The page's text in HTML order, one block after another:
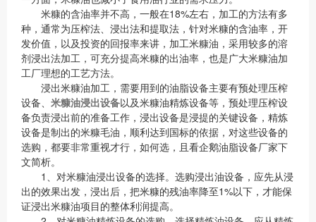
米糠的含油率并不高，一般在18%左右，加工的方法有多
种，通常为压榨法、浸出法和提取法，针对米糠的含油率，开
发价值，以及投资的回报率来讲，加工米糠油，采用较多的溶
剂浸出法加工，可充分提高米糠的出油率，也是广大米糠油加
工厂理想的工艺方法。
浸出米糠油加工，需要用到的油脂设备主要有预处理压榨
设备、 米糠油浸出设备以及米糠油精炼设备等，预处理压榨设
备负责浸出前的准备工作，浸出设备是浸提的关键设备，精炼
设备是制出的米糠毛油，顺利达到国标的依据，对这些设备的
选购，都要非常重视才行，如何选，且看企鹅油脂设备厂家下
文简析。
1、对米糠油浸出设备的选择。选购浸出油设备，应先从浸
出的效果出发，浸出后，把米糠的残油率降至1%以下，才能保
证浸出米糠油项目的整体利润提高。